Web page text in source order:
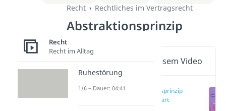
Recht
Rechtliches im Vertragsrecht
Abstraktionsprinzip
Wichtige Inhalte in diesem Video
Abstraktionsprinzip
einfach erklärt
Recht
Recht im Alltag
Ruhestörung
1/6 – Dauer: 04:41